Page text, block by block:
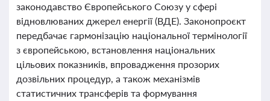
законодавство Європейського Союзу у сфері
відновлюваних джерел енергії (ВДЕ). Законопроєкт
передбачає гармонізацію національної термінології
з європейською, встановлення національних
цільових показників, впровадження прозорих
дозвільних процедур, а також механізмів
статистичних трансферів та формування